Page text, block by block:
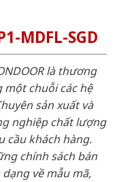
MDFL-SGD
là thương
một chuỗi các hệ
sản xuất và
nghiệp chất lượng
cầu khách hàng.
chính sách bán
về mẫu mã,